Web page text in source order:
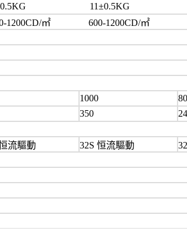
11±0.5KG
㎡ 600-1200CD/㎡
1000
350
流驅動 32S 恒流驅動